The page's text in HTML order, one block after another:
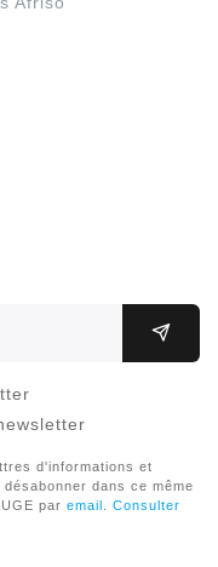
d'informations et
dans ce même
par email . Consulter